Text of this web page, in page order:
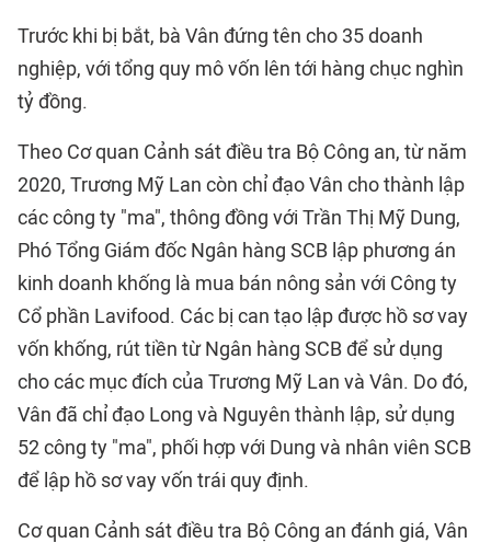
Trước khi bị bắt, bà Vân đứng tên cho 35 doanh
nghiệp, với tổng quy mô vốn lên tới hàng chục nghìn
tỷ đồng.
Theo Cơ quan Cảnh sát điều tra Bộ Công an, từ năm
2020, Trương Mỹ Lan còn chỉ đạo Vân cho thành lập
các công ty "ma", thông đồng với Trần Thị Mỹ Dung,
Phó Tổng Giám đốc Ngân hàng SCB lập phương án
kinh doanh khống là mua bán nông sản với Công ty
Cổ phần Lavifood. Các bị can tạo lập được hồ sơ vay
vốn khống, rút tiền từ Ngân hàng SCB để sử dụng
cho các mục đích của Trương Mỹ Lan và Vân. Do đó,
Vân đã chỉ đạo Long và Nguyên thành lập, sử dụng
52 công ty "ma", phối hợp với Dung và nhân viên SCB
để lập hồ sơ vay vốn trái quy định.
Cơ quan Cảnh sát điều tra Bộ Công an đánh giá, Vân